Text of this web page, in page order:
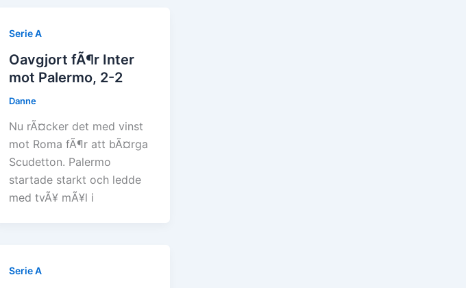
Serie A
Oavgjort fÃ¶r Inter
mot Palermo, 2-2
Danne
Nu rÃ¤cker det med vinst
mot Roma fÃ¶r att bÃ¤rga
Scudetton. Palermo
startade starkt och ledde
med tvÃ¥ mÃ¥l i
Serie A